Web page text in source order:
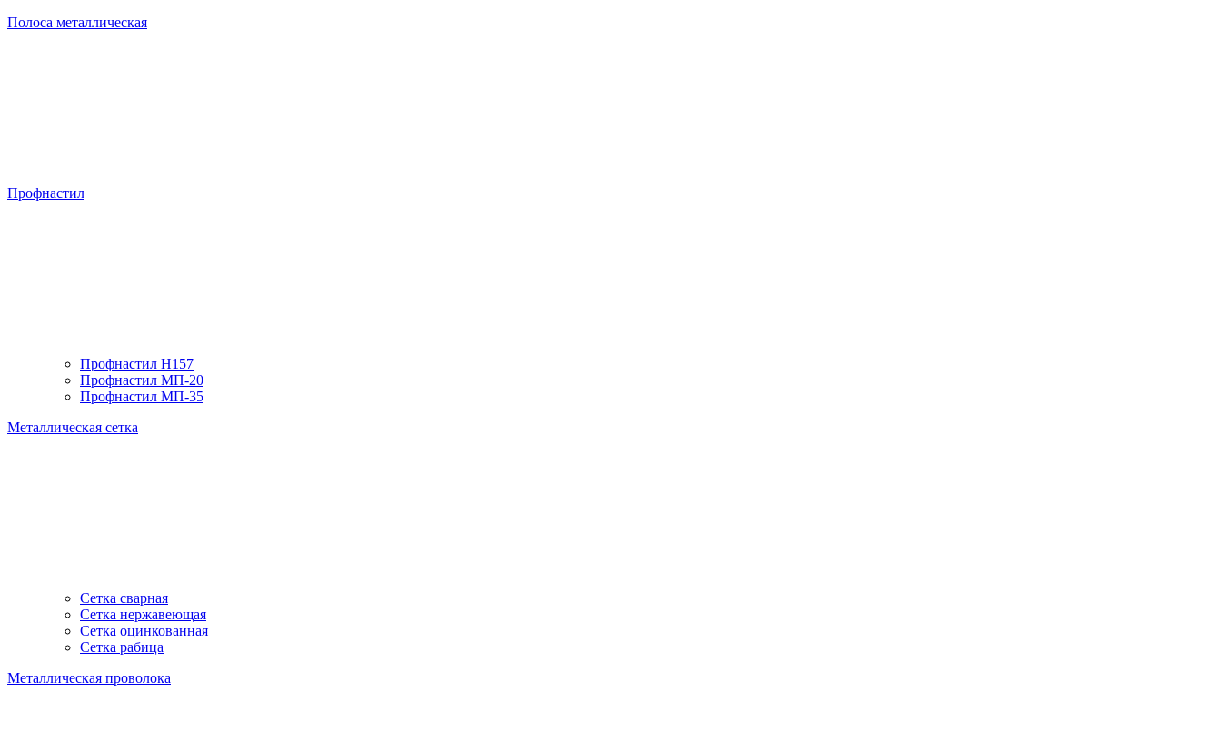
Полоса металлическая
Профнастил
Профнастил H157
Профнастил МП-20
Профнастил МП-35
Металлическая сетка
Сетка сварная
Сетка нержавеющая
Сетка оцинкованная
Сетка рабица
Металлическая проволока